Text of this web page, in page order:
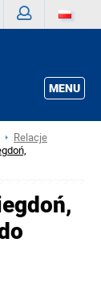
MENU
Relacje